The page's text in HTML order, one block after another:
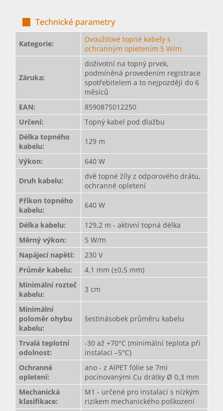
Technické parametry
Kategorie:
Dvoužilové topné kabely s
ochranným opletením 5 W/m
Záruka:
doživotní na topný prvek,
podmíněná provedením registrace
spotřebitelem a to nejpozději do 6
měsíců
EAN:
8590875012250
Určení:
Topný kabel pod dlažbu
Délka topného
kabelu:
129 m
Výkon: 640 W
Druh kabelu:
dvě topné žíly z odporového drátu,
ochranné opletení
Příkon topného
kabelu:
640 W
Délka kabelu:
129,2 m - aktivní topná délka
Měrný výkon:
5 W/m
Napájecí napětí:
230 V
Průměr kabelu:
4,1 mm (±0,5 mm)
Minimální rozteč
kabelu:
3 cm
Minimální
poloměr ohybu
kabelu:
šestinásobek průměru kabelu
Trvalá teplotní
odolnost:
-30 až +70°C (minimální teplota při
instalaci –5°C)
Ochranné
opletení:
ano - z AlPET fólie se 7mi
pocínovanými Cu drátky Ø 0,3 mm
Mechanická
klasifikace:
M1 - určené pro instalaci s nízkým
rizikem mechanického poškození